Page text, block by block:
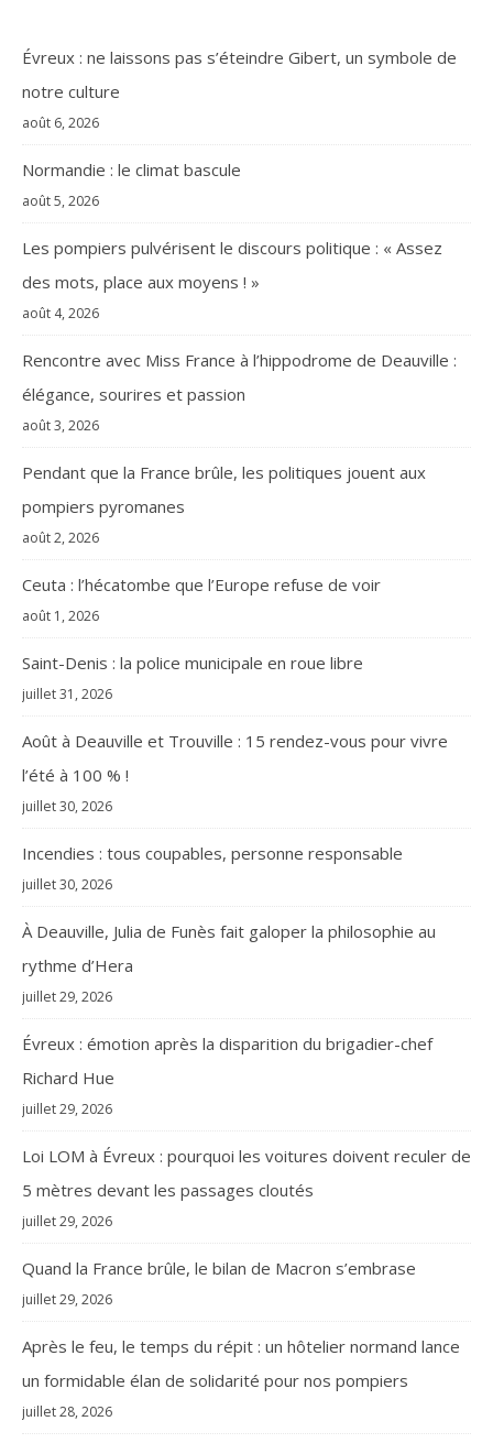
Évreux : ne laissons pas s’éteindre Gibert, un symbole de
notre culture
août 6, 2026
Normandie : le climat bascule
août 5, 2026
Les pompiers pulvérisent le discours politique : « Assez
des mots, place aux moyens ! »
août 4, 2026
Rencontre avec Miss France à l’hippodrome de Deauville :
élégance, sourires et passion
août 3, 2026
Pendant que la France brûle, les politiques jouent aux
pompiers pyromanes
août 2, 2026
Ceuta : l’hécatombe que l’Europe refuse de voir
août 1, 2026
Saint-Denis : la police municipale en roue libre
juillet 31, 2026
Août à Deauville et Trouville : 15 rendez-vous pour vivre
l’été à 100 % !
juillet 30, 2026
Incendies : tous coupables, personne responsable
juillet 30, 2026
À Deauville, Julia de Funès fait galoper la philosophie au
rythme d’Hera
juillet 29, 2026
Évreux : émotion après la disparition du brigadier-chef
Richard Hue
juillet 29, 2026
Loi LOM à Évreux : pourquoi les voitures doivent reculer de
5 mètres devant les passages cloutés
juillet 29, 2026
Quand la France brûle, le bilan de Macron s’embrase
juillet 29, 2026
Après le feu, le temps du répit : un hôtelier normand lance
un formidable élan de solidarité pour nos pompiers
juillet 28, 2026